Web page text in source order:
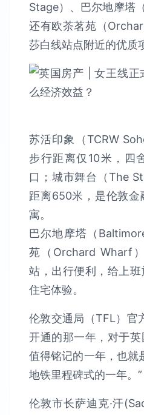
Stage）、巴尔地摩塔
还有欧茶茗苑（
莎白线站点附近的优质
苏活印象（TCRW
步行距离仅10米，四
口；城市舞台（The
距离650米，是伦敦金
寓。
巴尔地摩塔（
苑（Orchard Wharf
站，出行便利，给上
住宅体验。
伦敦交通局（TFL）官
开通的那一年，对于
值得铭记的一年，也就
地铁里程碑式的一年。”
伦敦市长萨迪克·汗